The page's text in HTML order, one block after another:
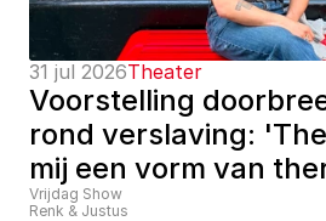
31 jul 2026Theater
Voorstelling
rond verslaving:
mij een vorm van
Vrijdag Show
Renk & Justus